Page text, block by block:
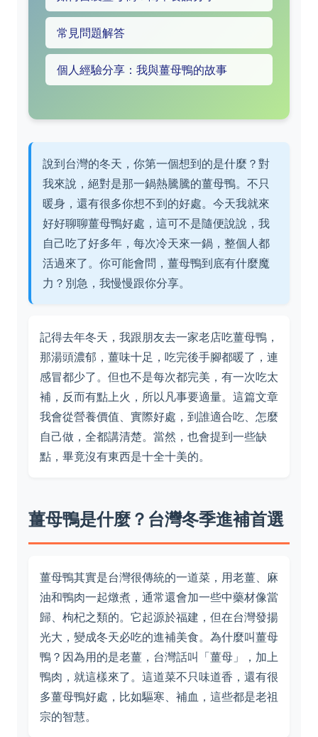
常見問題解答
個人經驗分享：我與薑母鴨的故事
說到台灣的冬天，你第一個想到的是什麼？對
我來說，絕對是那一鍋熱騰騰的薑母鴨。不只
暖身，還有很多你想不到的好處。今天我就來
好好聊聊薑母鴨好處，這可不是隨便說說，我
自己吃了好多年，每次冷天來一鍋，整個人都
活過來了。你可能會問，薑母鴨到底有什麼魔
力？別急，我慢慢跟你分享。
記得去年冬天，我跟朋友去一家老店吃薑母鴨，
那湯頭濃郁，薑味十足，吃完後手腳都暖了，連
感冒都少了。但也不是每次都完美，有一次吃太
補，反而有點上火，所以凡事要適量。這篇文章
我會從營養價值、實際好處，到誰適合吃、怎麼
自己做，全都講清楚。當然，也會提到一些缺
點，畢竟沒有東西是十全十美的。
薑母鴨是什麼？台灣冬季進補首選
薑母鴨其實是台灣很傳統的一道菜，用老薑、麻
油和鴨肉一起燉煮，通常還會加一些中藥材像當
歸、枸杞之類的。它起源於福建，但在台灣發揚
光大，變成冬天必吃的進補美食。為什麼叫薑母
鴨？因為用的是老薑，台灣話叫「薑母」，加上
鴨肉，就這樣來了。這道菜不只味道香，還有很
多薑母鴨好處，比如驅寒、補血，這些都是老祖
宗的智慧。